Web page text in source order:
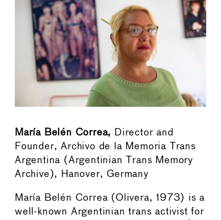
María Belén Correa,
Director and
Founder, Archivo de la Memoria Trans
Argentina (Argentinian Trans Memory
Archive), Hanover, Germany
María Belén Correa (Olivera, 1973) is a
well-known Argentinian trans activist for